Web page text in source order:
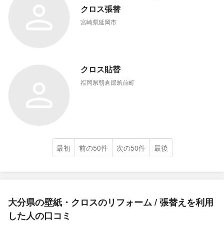
クロス張替
宮崎県延岡市
クロス貼替
福岡県朝倉郡筑前町
最初 前の50件 次の50件 最後
大分県の壁紙・クロスのリフォーム / 張替えを利用
した人の口コミ